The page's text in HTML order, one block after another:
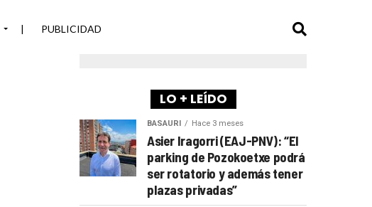
| PUBLICIDAD
LO + LEÍDO
BASAURI Hace 3 meses
Asier Iragorri (EAJ-PNV): “El
parking de Pozokoetxe podrá
ser rotatorio y además tener
plazas privadas”